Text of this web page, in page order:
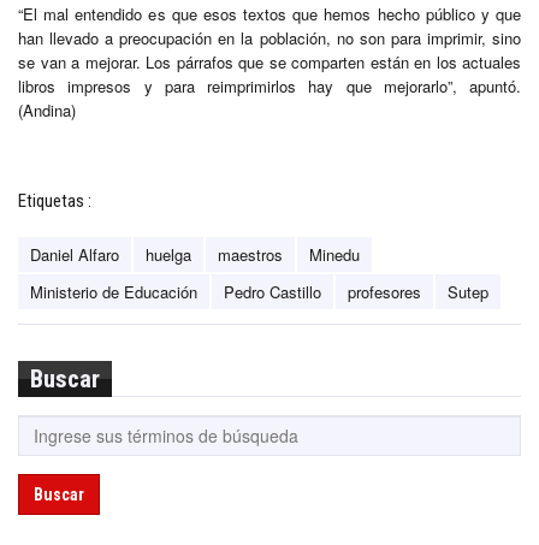
“El mal entendido es que esos textos que hemos hecho público y que
han llevado a preocupación en la población, no son para imprimir, sino
se van a mejorar. Los párrafos que se comparten están en los actuales
libros impresos y para reimprimirlos hay que mejorarlo”, apuntó.
(Andina)
Etiquetas :
Daniel Alfaro huelga maestros
Minedu
Ministerio de Educación
Pedro Castillo profesores Sutep
Buscar
Buscar